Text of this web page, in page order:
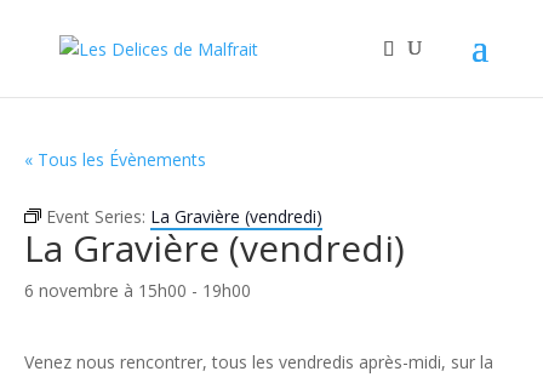
« Tous les Évènements
Event Series: La Gravière (vendredi)
La Gravière (vendredi)
6 novembre à 15h00 - 19h00
Venez nous rencontrer, tous les vendredis après-midi, sur la